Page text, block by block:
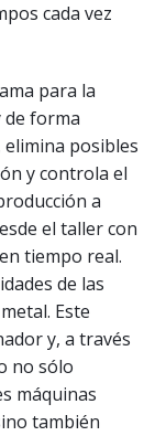
cada vez
para la
de forma
posibles
y controla el
a
el taller con
tiempo real.
de las
Este
y, a través
no sólo
máquinas
también